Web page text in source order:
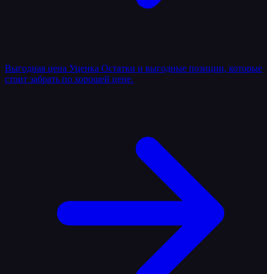
Выгодная цена Уценка Остатки и выгодные позиции, которые
стоит забрать по хорошей цене.